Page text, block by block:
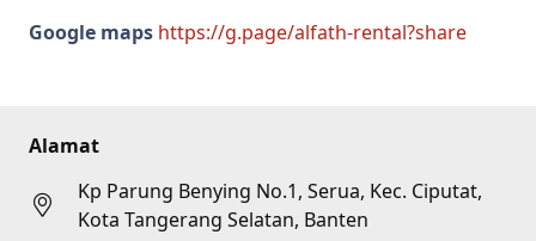
Google maps https://g.page/alfath-rental?share
Alamat
Kp Parung Benying No.1, Serua, Kec. Ciputat,
Kota Tangerang Selatan, Banten